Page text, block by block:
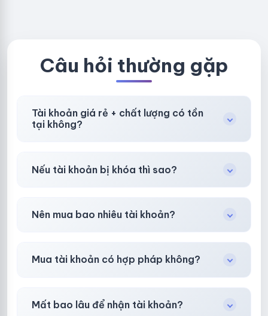
Câu hỏi thường gặp
Tài khoản giá rẻ + chất lượng có tồn
tại không?
ưu tiên chất lượng, bảo hành hơn là giá rẻ nhất.
Nếu tài khoản bị khóa thì sao?
trợ đổi mới hoặc hoàn 100%.
Nên mua bao nhiêu tài khoản?
phòng.
Mua tài khoản có hợp pháp không?
ràng trước khi bạn mua.
Mất bao lâu để nhận tài khoản?